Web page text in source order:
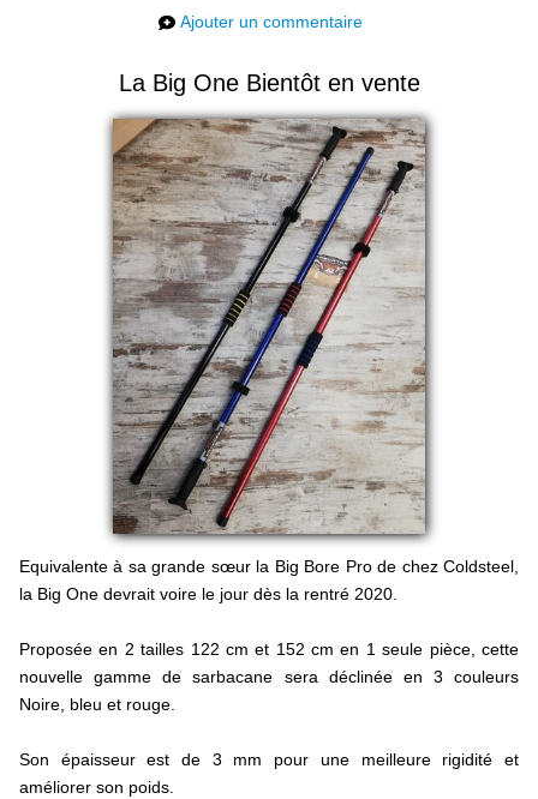
Ajouter un commentaire
La Big One Bientôt en vente
Equivalente à sa grande sœur la Big Bore Pro de chez Coldsteel,
la Big One devrait voire le jour dès la rentré 2020.
Proposée en 2 tailles 122 cm et 152 cm en 1 seule pièce, cette
nouvelle gamme de sarbacane sera déclinée en 3 couleurs
Noire, bleu et rouge.
Son épaisseur est de 3 mm pour une meilleure rigidité et
améliorer son poids.